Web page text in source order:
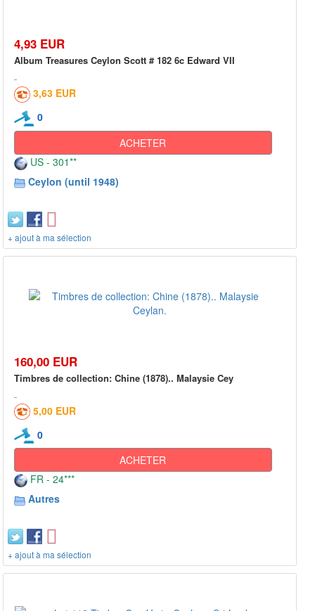
4,93 EUR
Album Treasures Ceylon Scott # 182 6c Edward VII
3,63 EUR
0
ACHETER
US - 301**
Ceylon (until 1948)
+ ajout à ma sélection
160,00 EUR
Timbres de collection: Chine (1878).. Malaysie Cey
5,00 EUR
0
ACHETER
FR - 24***
Autres
+ ajout à ma sélection